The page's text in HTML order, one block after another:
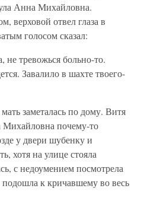
Анна Михайловна.
верховой отвел глаза в
голосом сказал:
тревожься больно-то.
Завалило в шахте твоего-
заметалась по дому. Витя
Михайловна почему-то
у двери шубенку и
хотя на улице стояла
с недоумением посмотрела
к кричавшему во весь